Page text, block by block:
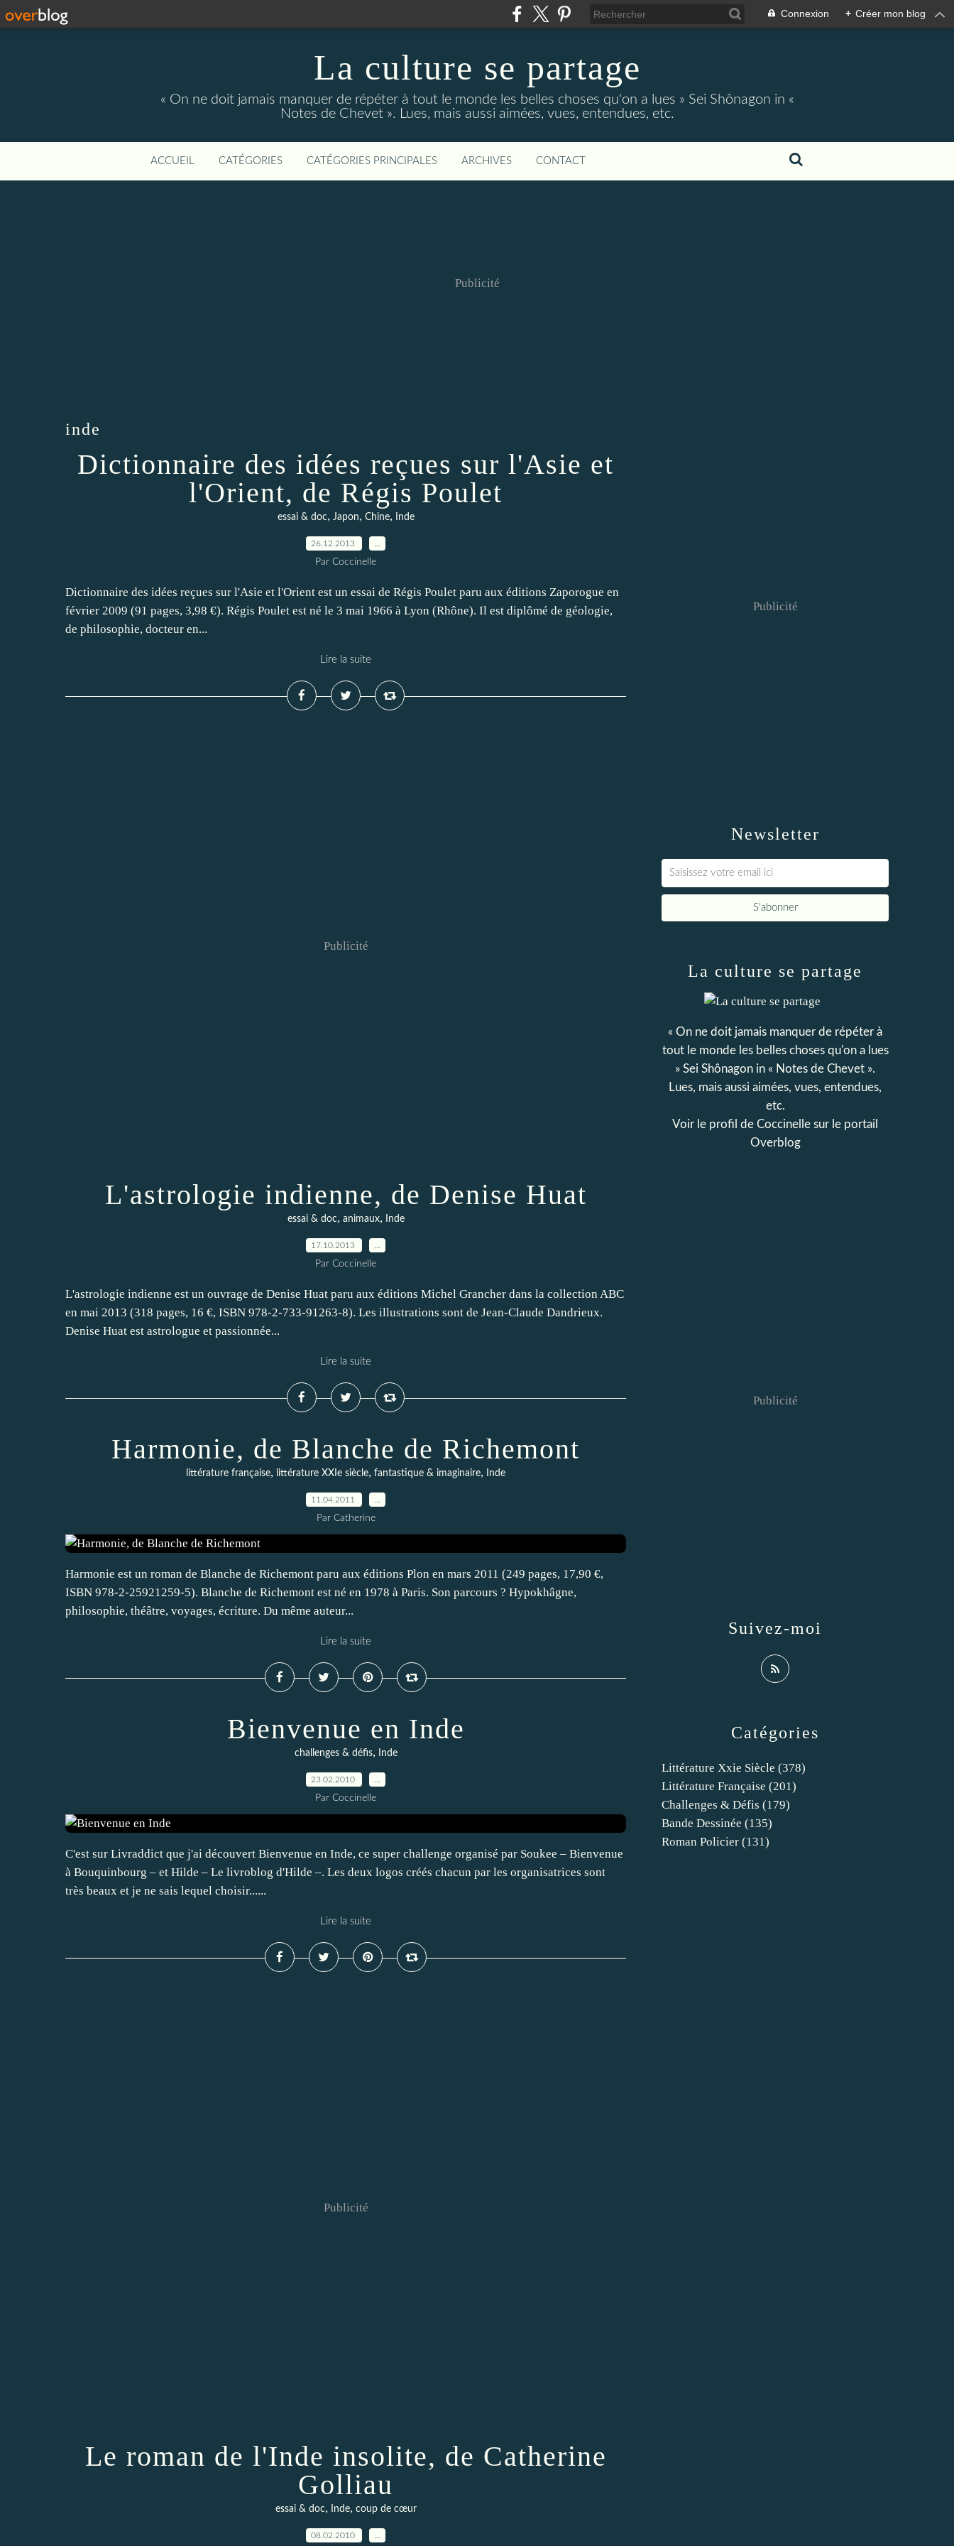
Connexion + Créer mon blog
La culture se partage
« On ne doit jamais manquer de répéter à tout le monde les belles choses qu'on a lues » Sei Shônagon in «
Notes de Chevet ». Lues, mais aussi aimées, vues, entendues, etc.
ACCUEIL CATÉGORIES CATÉGORIES PRINCIPALES ARCHIVES CONTACT
Publicité
inde
Dictionnaire des idées reçues sur l'Asie et
l'Orient, de Régis Poulet
essai & doc, Japon, Chine, Inde
26.12.2013
Par Coccinelle
Dictionnaire des idées reçues sur l'Asie et l'Orient est un essai de Régis Poulet paru aux éditions Zaporogue en
février 2009 (91 pages, 3,98 €). Régis Poulet est né le 3 mai 1966 à Lyon (Rhône). Il est diplômé de géologie,
de philosophie, docteur en...
Lire la suite
Publicité
L'astrologie indienne, de Denise Huat
essai & doc, animaux, Inde
17.10.2013
Par Coccinelle
L'astrologie indienne est un ouvrage de Denise Huat paru aux éditions Michel Grancher dans la collection ABC
en mai 2013 (318 pages, 16 €, ISBN 978-2-733-91263-8). Les illustrations sont de Jean-Claude Dandrieux.
Denise Huat est astrologue et passionnée...
Lire la suite
Harmonie, de Blanche de Richemont
littérature française, littérature XXIe siècle, fantastique & imaginaire, Inde
11.04.2011
Par Catherine
Harmonie est un roman de Blanche de Richemont paru aux éditions Plon en mars 2011 (249 pages, 17,90 €,
ISBN 978-2-25921259-5). Blanche de Richemont est né en 1978 à Paris. Son parcours ? Hypokhâgne,
philosophie, théâtre, voyages, écriture. Du même auteur...
Lire la suite
Bienvenue en Inde
challenges & défis, Inde
23.02.2010
Par Coccinelle
C'est sur Livraddict que j'ai découvert Bienvenue en Inde, ce super challenge organisé par Soukee – Bienvenue
à Bouquinbourg – et Hilde – Le livroblog d'Hilde –. Les deux logos créés chacun par les organisatrices sont
très beaux et je ne sais lequel choisir......
Lire la suite
Publicité
Le roman de l'Inde insolite, de Catherine
Golliau
essai & doc, Inde, coup de cœur
08.02.2010
Newsletter
Publicité
Catégories
Littérature Xxie Siècle (378)
Littérature Française (201)
Challenges & Défis (179)
Bande Dessinée (135)
Roman Policier (131)
La culture se partage
« On ne doit jamais manquer de répéter à
tout le monde les belles choses qu'on a lues
» Sei Shônagon in « Notes de Chevet ».
Lues, mais aussi aimées, vues, entendues,
etc.
Voir le profil de Coccinelle sur le portail
Overblog
Suivez-moi
Publicité